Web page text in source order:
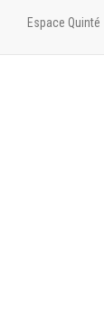
Espace Quinté